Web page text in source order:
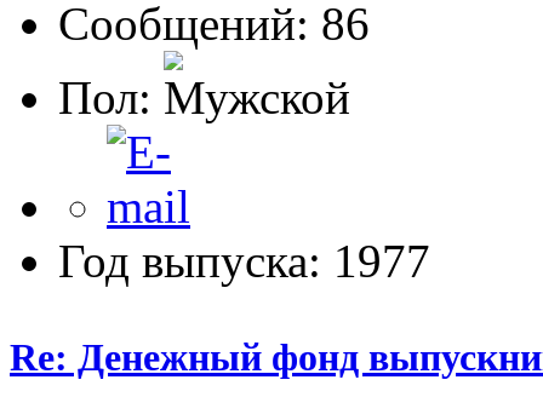
Сообщений: 86
Пол:
Год выпуска: 1977
Re: Денежный фонд